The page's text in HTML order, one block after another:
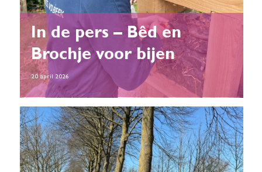
In de pers – Bêd en
Brochje voor bijen
20 april 2026